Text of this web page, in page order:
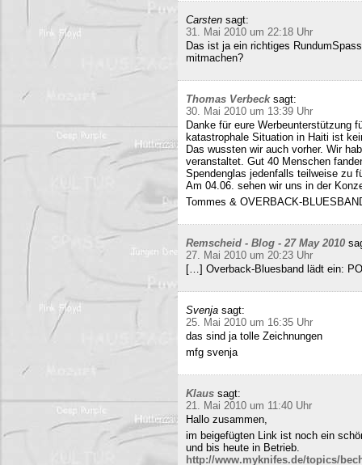
Carsten sagt:
31. Mai 2010 um 22:18 Uhr
Das ist ja ein richtiges
mitmachen?
Thomas Verbeck sagt:
30. Mai 2010 um 13:39 Uhr
Danke für eure Werbeunterstützung
katastrophale Situation in Haiti ist
Das wussten wir auch vorher. Wir
veranstaltet. Gut 40 Menschen
Spendenglas jedenfalls teilweise zu
Am 04.06. sehen wir uns in der
Tommes & OVERBACK-
Remscheid - Blog - 27 May 2010
27. Mai 2010 um 20:23 Uhr
[…] Overback-Bluesband lädt ein:
Svenja sagt:
25. Mai 2010 um 16:35 Uhr
das sind ja tolle Zeichnungen
mfg svenja
Klaus sagt:
21. Mai 2010 um 11:40 Uhr
Hallo zusammen,
im beigefügten Link ist noch ein
und bis heute in Betrieb.
http://www.myknifes.de/topics/